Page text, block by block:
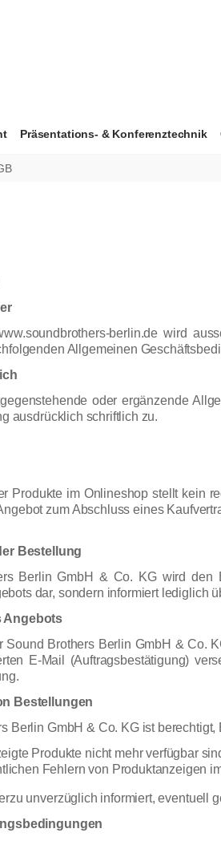
Präsentations- & Konferenztechnik
berlin.de wird
Allgemeinen
oder ergänzende
ausdrücklich schriftlich zu.
Produkte im Onlineshop stellt kein
zum Abschluss eines
Bestellung
Berlin GmbH & Co. KG wird den
dar, sondern informiert lediglich
Angebots
Sound Brothers Berlin GmbH & Co.
E-Mail (Auftragsbestätigung)
Bestellungen
Berlin GmbH & Co. KG ist
Produkte nicht mehr verfügbar
Fehlern von Produktanzeigen
unverzüglich informiert, eventuell